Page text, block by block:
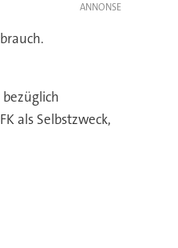
als Selbstzweck,